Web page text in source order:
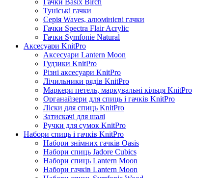
Гачки Basix Birch
Туніські гачки
Серія Waves, алюмінієві гачки
Гачки Spectra Flair Acrylic
Гачки Symfonie Natural
Аксесуари KnitPro
Аксесуари Lantern Moon
Гудзики KnitPro
Різні аксесуари KnitPro
Лічильники рядів KnitPro
Маркери петель, маркувальні кільця KnitPro
Органайзери для спиць і гачків KnitPro
Ліски для спиць KnitPro
Затискачі для шалі
Ручки для сумок KnitPro
Набори спиць і гачків KnitPro
Набори знімних гачків Oasis
Набори спиць Jadore Cubics
Набори спиць Lantern Moon
Набори гачків Lantern Moon